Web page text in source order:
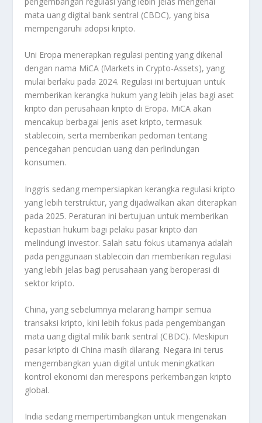
mata uang digital bank sentral (CBDC), yang bisa
mempengaruhi adopsi kripto.
Uni Eropa menerapkan regulasi penting yang dikenal
dengan nama MiCA (Markets in Crypto-Assets), yang
mulai berlaku pada 2024. Regulasi ini bertujuan untuk
memberikan kerangka hukum yang lebih jelas bagi aset
kripto dan perusahaan kripto di Eropa. MiCA akan
mencakup berbagai jenis aset kripto, termasuk
stablecoin, serta memberikan pedoman tentang
pencegahan pencucian uang dan perlindungan
konsumen.
Inggris sedang mempersiapkan kerangka regulasi kripto
yang lebih terstruktur, yang dijadwalkan akan diterapkan
pada 2025. Peraturan ini bertujuan untuk memberikan
kepastian hukum bagi pelaku pasar kripto dan
melindungi investor. Salah satu fokus utamanya adalah
pada penggunaan stablecoin dan memberikan regulasi
yang lebih jelas bagi perusahaan yang beroperasi di
sektor kripto.
China, yang sebelumnya melarang hampir semua
transaksi kripto, kini lebih fokus pada pengembangan
mata uang digital milik bank sentral (CBDC). Meskipun
pasar kripto di China masih dilarang. Negara ini terus
mengembangkan yuan digital untuk meningkatkan
kontrol ekonomi dan merespons perkembangan kripto
global.
India sedang mempertimbangkan untuk mengenakan